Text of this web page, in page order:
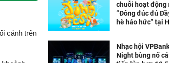
cảnh trên
chuỗi hoạt động
“Đông đúc đủ
hè háo hức” tại
Nhạc hội
Night bùng nổ